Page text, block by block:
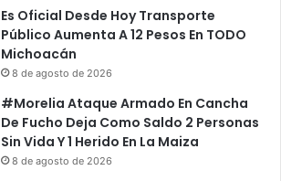
Es Oficial Desde Hoy Transporte
Público Aumenta A 12 Pesos En TODO
Michoacán
8 de agosto de 2026
#Morelia Ataque Armado En Cancha
De Fucho Deja Como Saldo 2 Personas
Sin Vida Y 1 Herido En La Maiza
8 de agosto de 2026